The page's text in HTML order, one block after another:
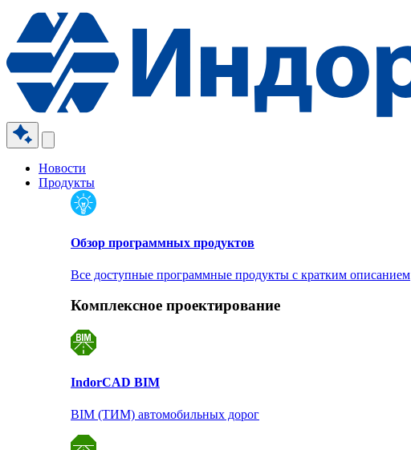
Новости
Продукты
Обзор программных продуктов
Все доступные программные продукты с кратким описанием
Комплексное проектирование
IndorCAD BIM
BIM (ТИМ) автомобильных дорог